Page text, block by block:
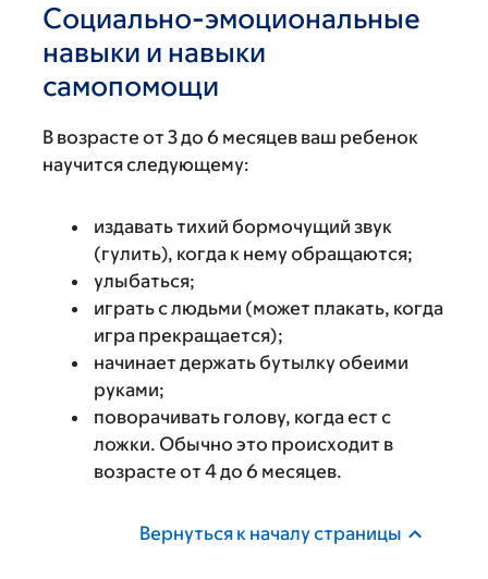
Социально-эмоциональные
навыки и навыки
самопомощи
В возрасте от 3 до 6 месяцев ваш ребенок
научится следующему:
издавать тихий бормочущий звук
(гулить), когда к нему обращаются;
улыбаться;
играть с людьми (может плакать, когда
игра прекращается);
начинает держать бутылку обеими
руками;
поворачивать голову, когда ест с
ложки. Обычно это происходит в
возрасте от 4 до 6 месяцев.
Вернуться к началу страницы